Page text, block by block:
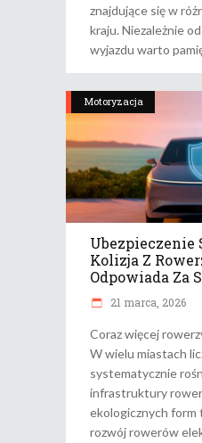
znajdujące się w
kraju. Niezależnie
wyjazdu warto
Motoryzacja
Ubezpieczenie
Kolizja Z
Odpowiada Za
21 marca, 2026
Coraz więcej
W wielu miastach
systematycznie
infrastruktury
ekologicznych form
rozwój rowerów